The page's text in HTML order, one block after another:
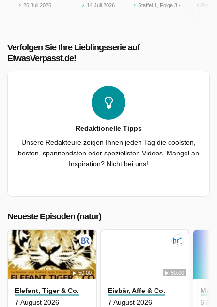
26 Juli 2026 14 Juli 2026 Staffel 1, Folge 3 - Phänomen Hitzewelle Staffel 3, Folge 8 -
Verfolgen Sie Ihre Lieblingsserie auf
EtwasVerpasst.de!
Redaktionelle Tipps
Unsere Redakteure zeigen Ihnen jeden Tag die coolsten,
besten, spannendsten oder speziellsten Videos. Mangel an
Inspiration? Nicht bei uns!
Neueste Episoden (natur)
50:00
Elefant, Tiger & Co.
7 August 2026
50:00
Eisbär, Affe & Co.
7 August 2026
6